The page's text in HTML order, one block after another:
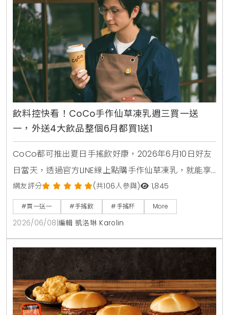
飲料控快看！CoCo手作仙草凍乳週三買一送
一，外送4大飲品整個6月都買1送1
CoCo都可推出夏日手搖飲好康，2026年6月10日好友
日當天，透過官方LINE線上點購手作仙草凍乳，就能享
有第2杯0元買1送1優惠。另外整個6月份，foodpanda
外送平台也同步推出茉香凍奶綠、芒果綠茶、四季珍椰
青、粉角生椰拿鐵等4大品項買1送1，讓大家在炎熱夏天
不用出門也能省錢消暑。
網友評分 (共106人參與) 1,845
#買一送一 #手搖飲 #手搖杯 More
2026/06/08 編輯 凱洛琳 Karolin